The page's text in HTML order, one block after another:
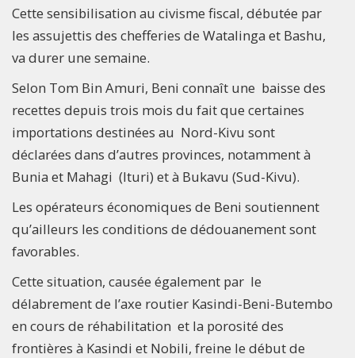
Cette sensibilisation au civisme fiscal, débutée par
les assujettis des chefferies de Watalinga et Bashu,
va durer une semaine.
Selon Tom Bin Amuri, Beni connaît une baisse des
recettes depuis trois mois du fait que certaines
importations destinées au Nord-Kivu sont
déclarées dans d’autres provinces, notamment à
Bunia et Mahagi (Ituri) et à Bukavu (Sud-Kivu).
Les opérateurs économiques de Beni soutiennent
qu’ailleurs les conditions de dédouanement sont
favorables.
Cette situation, causée également par le
délabrement de l’axe routier Kasindi-Beni-Butembo
en cours de réhabilitation et la porosité des
frontières à Kasindi et Nobili, freine le début de